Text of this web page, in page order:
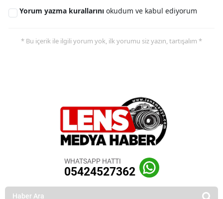
Yorum yazma kurallarını okudum ve kabul ediyorum
* Bu içerik ile ilgili yorum yok, ilk yorumu siz yazın, tartışalım *
WHATSAPP HATTI
05424527362